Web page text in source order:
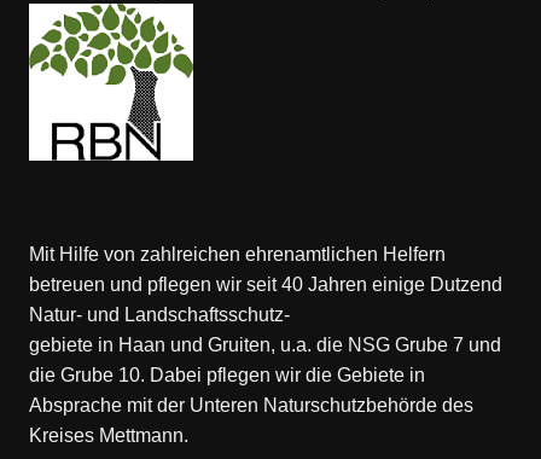
Mit Hilfe von zahlreichen ehrenamtlichen Helfern
betreuen und pflegen wir seit 40 Jahren einige Dutzend
Natur- und Landschaftsschutz-
gebiete in Haan und Gruiten, u.a. die NSG Grube 7 und
die Grube 10. Dabei pflegen wir die Gebiete in
Absprache mit der Unteren Naturschutzbehörde des
Kreises Mettmann.